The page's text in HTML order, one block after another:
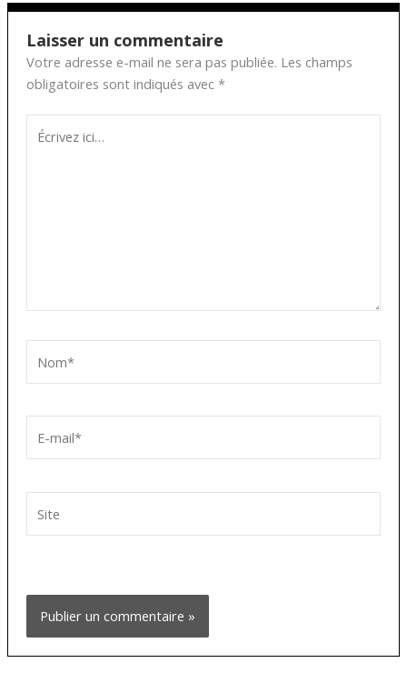
Laisser un commentaire
Votre adresse e-mail ne sera pas publiée. Les champs
obligatoires sont indiqués avec *
Écrivez
ici…
mail*